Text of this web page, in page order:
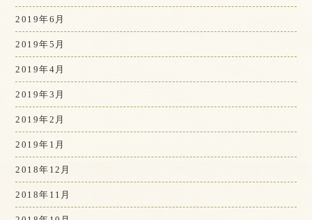
2019年6月
2019年5月
2019年4月
2019年3月
2019年2月
2019年1月
2018年12月
2018年11月